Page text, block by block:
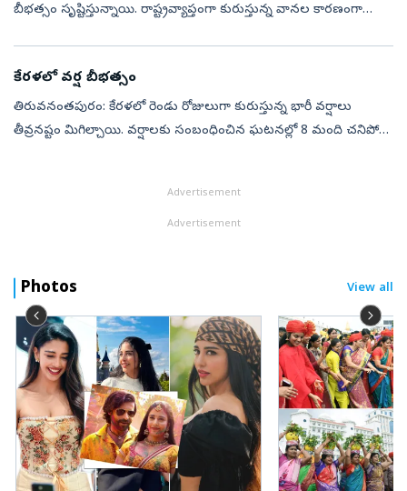
బీభత్సం సృష్టిస్తున్నాయి. రాష్ట్రవ్యాప్తంగా కురుస్తున్న వానల కారణంగా
కేరళలో వర్ష బీభత్సం
తిరువనంతపురం: కేరళలో రెండు రోజులుగా కురుస్తున్న భారీ వర్షాలు
తీవ్రనష్టం మిగిల్చాయి. వర్షాలకు సంబంధించిన ఘటనల్లో 8 మంది చనిపోగా
Advertisement
Advertisement
Photos View all